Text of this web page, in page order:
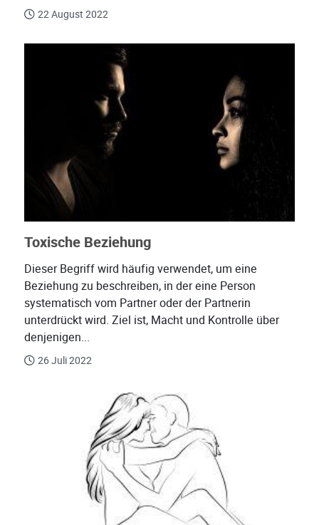
22 August 2022
Toxische Beziehung
Dieser Begriff wird häufig verwendet, um eine
Beziehung zu beschreiben, in der eine Person
systematisch vom Partner oder der Partnerin
unterdrückt wird. Ziel ist, Macht und Kontrolle über
denjenigen...
26 Juli 2022